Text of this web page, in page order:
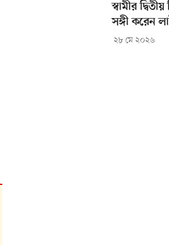
স্বামীর
সঙ্গী করেন
২৮ মে ২০২৬